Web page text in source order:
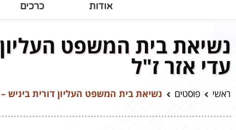
אודות כרכים
נשיאת בית המשפט
עדי אזר ז"ל
ראשי פוסטים נשיאת בית המשפט העליון דורית ביניש